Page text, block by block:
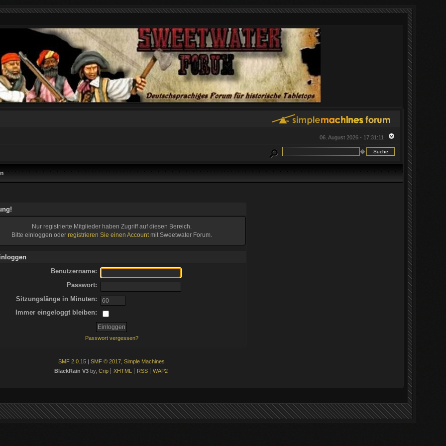
06. August 2026 - 17:31:11
�
Nur registrierte Mitglieder haben Zugriff auf diesen Bereich.
Bitte einloggen oder registrieren Sie einen Accountmit Sweetwater Forum.
Benutzername:
Passwort:
Sitzungslänge in Minuten:
Immer eingeloggt bleiben:
Passwort vergessen?
SMF 2.0.15 | SMF © 2017 Simple Machines
BlackRain V3 by, Crip XHTML RSS WAP2